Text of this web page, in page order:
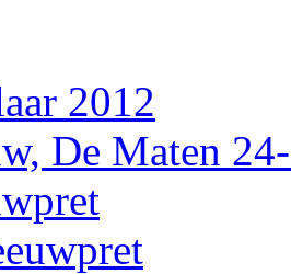
2012
De Maten